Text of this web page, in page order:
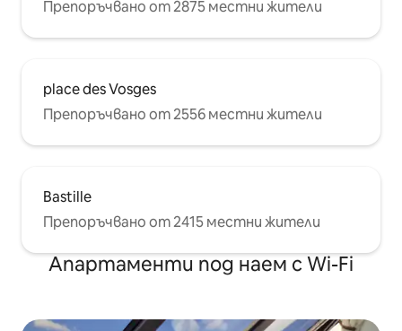
Препоръчвано от 2875 местни жители
place des Vosges
Препоръчвано от 2556 местни жители
Bastille
Препоръчвано от 2415 местни жители
Апартаменти под наем с Wi-Fi